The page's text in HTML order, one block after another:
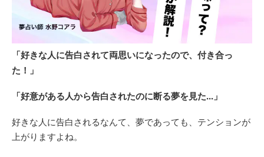
「好きな人に告白されて両思いになったので、付き合っ
た！」
「好意がある人から告白されたのに断る夢を見た...」
好きな人に告白されるなんて、夢であっても、テンションが
上がりますよね。